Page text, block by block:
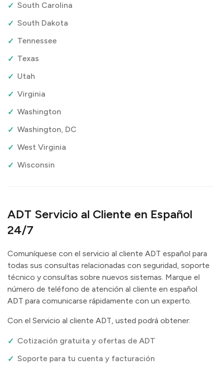
South Carolina
South Dakota
Tennessee
Texas
Utah
Virginia
Washington
Washington, DC
West Virginia
Wisconsin
ADT Servicio al Cliente en Español
24/7
Comuníquese con el servicio al cliente ADT español para
todas sus consultas relacionadas con seguridad, soporte
técnico y consultas sobre nuevos sistemas. Marque el
número de teléfono de atención al cliente en español
ADT para comunicarse rápidamente con un experto.
Con el Servicio al cliente ADT, usted podrá obtener:
Cotización gratuita y ofertas de ADT
Soporte para tu cuenta y facturación